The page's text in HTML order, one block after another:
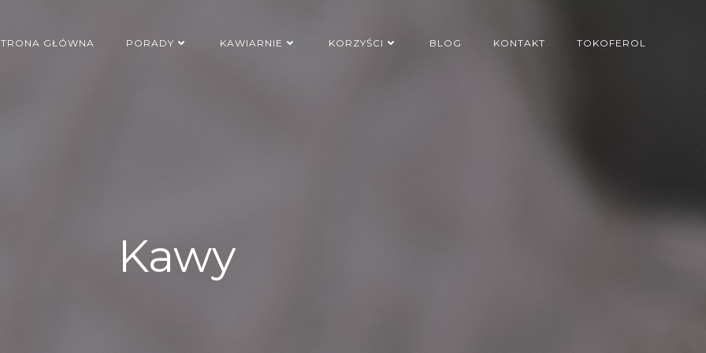
GŁÓWNA PORADY KAWIARNIE KORZYŚCI BLOG KONTAKT TOKOFEROL
Kawy